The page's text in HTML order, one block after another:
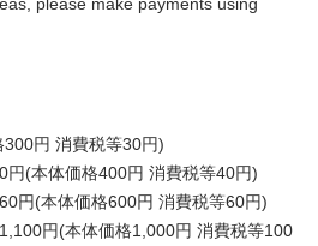
円 消費税等30円)
円(本体価格400円 消費税等40円)
円(本体価格600円 消費税等60円)
円(本体価格1,000円 消費税等100